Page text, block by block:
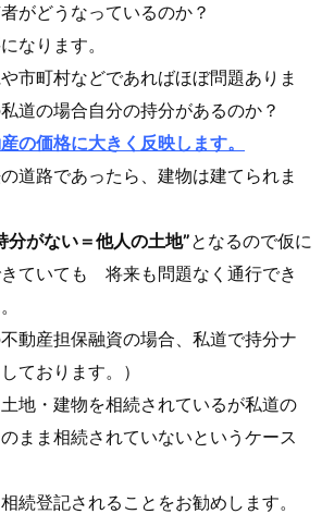
がどうなっているのか？
なります。
市町村などであればほぼ問題ありま
道の場合自分の持分があるのか？
の価格に大きく反映します。
道路であったら、建物は建てられま
分がない＝他人の土地”となるので仮に
ていても 将来も問題なく通行でき
不動産担保融資の場合、私道で持分ナ
ております。）
地・建物を相続されているが私道の
まま相続されていないというケース
続登記されることをお勧めします。